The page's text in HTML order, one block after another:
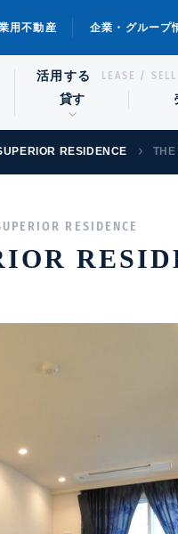
用不動産 企業・グループ
活用する LEASE / SELL
貸す
RESIDENCE THE
RESIDENCE